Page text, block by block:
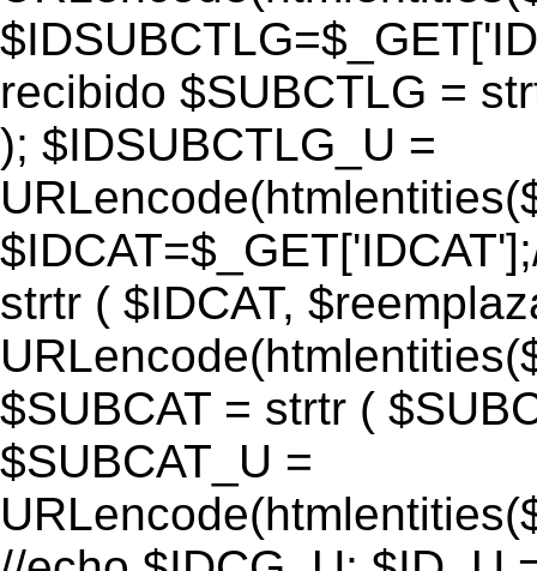
recibido $SUBCTLG =
); $IDSUBCTLG_U =
strtr ( $IDCAT,
$SUBCAT = strtr (
$SUBCAT_U =